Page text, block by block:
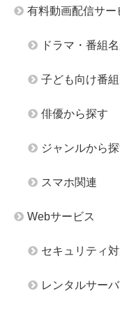
有料動画配信サー
ドラマ・番組
子ども向け番組
俳優から探す
ジャンルから
スマホ関連
Webサービス
セキュリティ
レンタルサー